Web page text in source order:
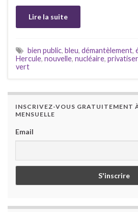
Lire la suite
bien public, bleu, démantèlement,
Hercule, nouvelle, nucléaire, privatiser
vert
INSCRIVEZ-VOUS GRATUITEMENT
MENSUELLE
Email